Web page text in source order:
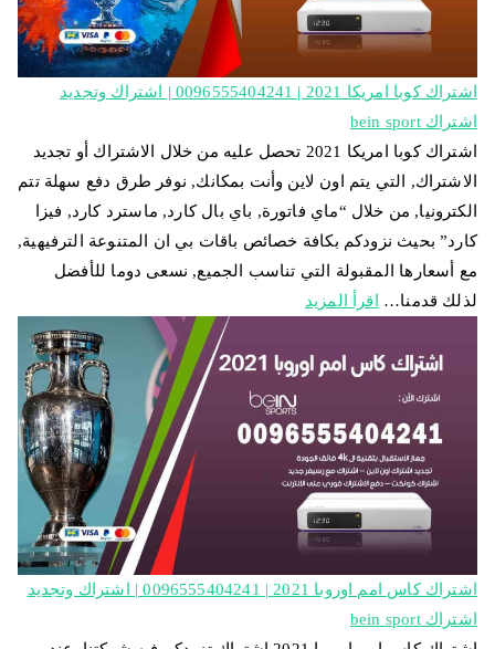
اشتراك كوبا امريكا 2021 | 0096555404241 | اشتراك وتجديد
اشتراك bein sport
اشتراك كوبا امريكا 2021 تحصل عليه من خلال الاشتراك أو تجديد
الاشتراك, التي يتم اون لاين وأنت بمكانك, نوفر طرق دفع سهلة تتم
الكترونيا, من خلال “ماي فاتورة, باي بال كارد, ماسترد كارد, فيزا
كارد” بحيث نزودكم بكافة خصائص باقات بي ان المتنوعة الترفيهية,
مع أسعارها المقبولة التي تناسب الجميع, نسعى دوما للأفضل
لذلك قدمنا…
اقرأ المزيد
اشتراك كاس امم اوروبا 2021 | 0096555404241 | اشتراك وتجديد
اشتراك bein sport